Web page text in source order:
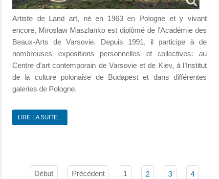
Artiste de Land art, né en 1963 en Pologne et y vivant
encore, Miroslaw Maszlanko est diplômé de l’Académie des
Beaux-Arts de Varsovie. Depuis 1991, il participe à de
nombreuses expositions personnelles et collectives: au
Centre d’art contemporain de Varsovie et de Kiev, à l’Institut
de la culture polonaise de Budapest et dans différentes
galeries de Pologne.
LIRE LA SUITE...
Début Précédent 1 2 3 4